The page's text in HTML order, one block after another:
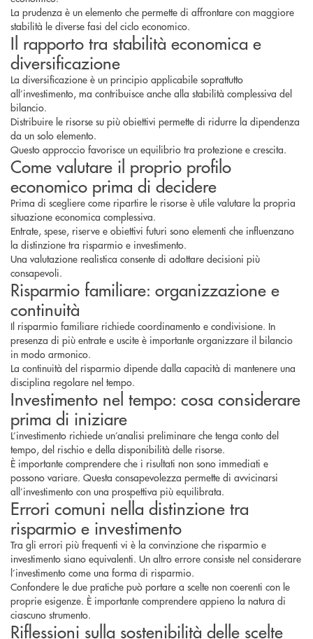
La prudenza è un elemento che permette di affrontare con maggiore
stabilità le diverse fasi del ciclo economico.
Il rapporto tra stabilità economica e
diversificazione
La diversificazione è un principio applicabile soprattutto
all’investimento, ma contribuisce anche alla stabilità complessiva del
bilancio.
Distribuire le risorse su più obiettivi permette di ridurre la dipendenza
da un solo elemento.
Questo approccio favorisce un equilibrio tra protezione e crescita.
Come valutare il proprio profilo
economico prima di decidere
Prima di scegliere come ripartire le risorse è utile valutare la propria
situazione economica complessiva.
Entrate, spese, riserve e obiettivi futuri sono elementi che influenzano
la distinzione tra risparmio e investimento.
Una valutazione realistica consente di adottare decisioni più
consapevoli.
Risparmio familiare: organizzazione e
continuità
Il risparmio familiare richiede coordinamento e condivisione. In
presenza di più entrate e uscite è importante organizzare il bilancio
in modo armonico.
La continuità del risparmio dipende dalla capacità di mantenere una
disciplina regolare nel tempo.
Investimento nel tempo: cosa considerare
prima di iniziare
L’investimento richiede un’analisi preliminare che tenga conto del
tempo, del rischio e della disponibilità delle risorse.
È importante comprendere che i risultati non sono immediati e
possono variare. Questa consapevolezza permette di avvicinarsi
all’investimento con una prospettiva più equilibrata.
Errori comuni nella distinzione tra
risparmio e investimento
Tra gli errori più frequenti vi è la convinzione che risparmio e
investimento siano equivalenti. Un altro errore consiste nel considerare
l’investimento come una forma di risparmio.
Confondere le due pratiche può portare a scelte non coerenti con le
proprie esigenze. È importante comprendere appieno la natura di
ciascuno strumento.
Riflessioni sulla sostenibilità delle scelte